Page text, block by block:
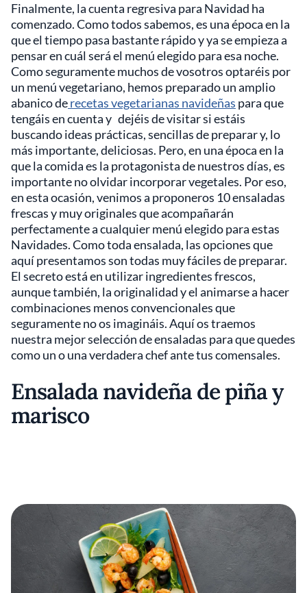
Finalmente, la cuenta regresiva para Navidad ha
comenzado. Como todos sabemos, es una época en la
que el tiempo pasa bastante rápido y ya se empieza a
pensar en cuál será el menú elegido para esa noche.
Como seguramente muchos de vosotros optaréis por
un menú vegetariano, hemos preparado un amplio
abanico derecetas vegetarianas navideñas para que
tengáis en cuenta y dejéis de visitar si estáis
buscando ideas prácticas, sencillas de preparar y, lo
más importante, deliciosas. Pero, en una época en la
que la comida es la protagonista de nuestros días, es
importante no olvidar incorporar vegetales. Por eso,
en esta ocasión, venimos a proponeros 10 ensaladas
frescas y muy originales que acompañarán
perfectamente a cualquier menú elegido para estas
Navidades. Como toda ensalada, las opciones que
aquí presentamos son todas muy fáciles de preparar.
El secreto está en utilizar ingredientes frescos,
aunque también, la originalidad y el animarse a hacer
combinaciones menos convencionales que
seguramente no os imagináis. Aquí os traemos
nuestra mejor selección de ensaladas para que quedes
como un o una verdadera chef ante tus comensales.
Ensalada navideña de piña y
marisco